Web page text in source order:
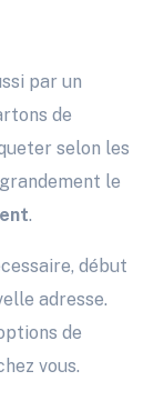
par un
de
selon les
le
.
début
adresse.
de
vous.